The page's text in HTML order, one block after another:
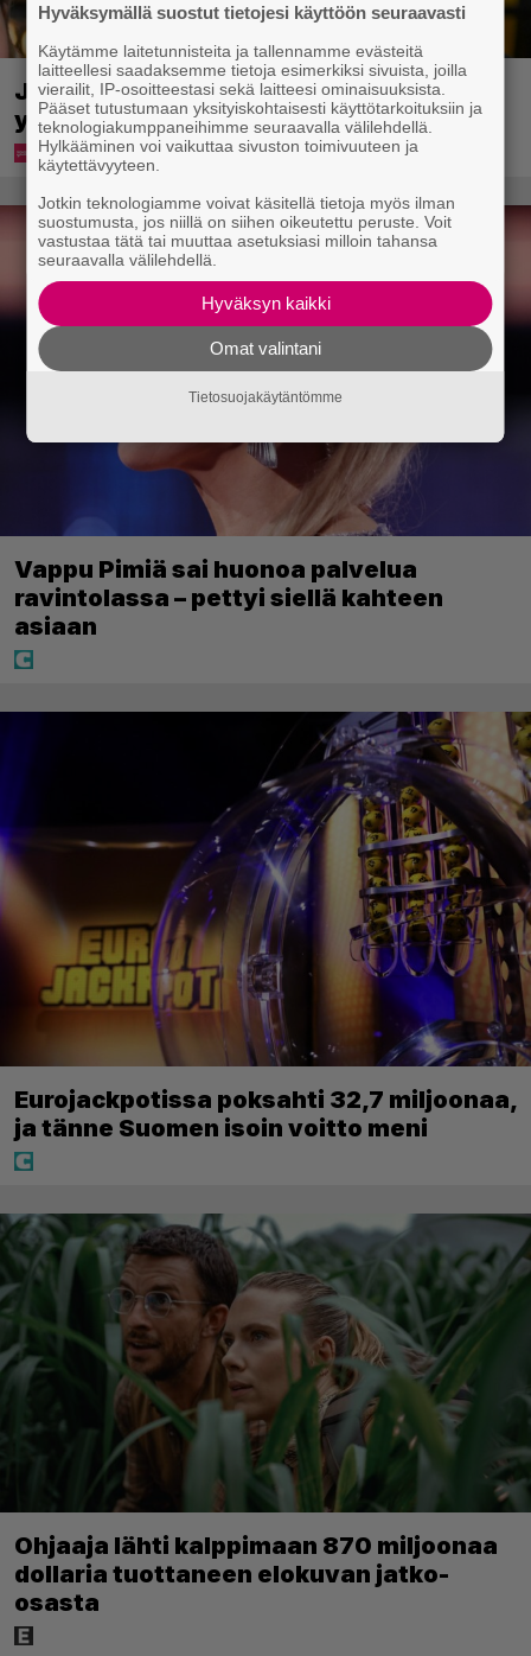
Jani Sievinen kokosi lapsikatraansa
yhteen – ”Minun suurin perintöni heille”
Vappu Pimiä sai huonoa palvelua
ravintolassa – pettyi siellä kahteen
asiaan
Eurojackpotissa poksahti 32,7 miljoonaa,
ja tänne Suomen isoin voitto meni
Ohjaaja lähti kalppimaan 870 miljoonaa
dollaria tuottaneen elokuvan jatko-
osasta
Hyväksymällä suostut tietojesi käyttöön seuraavasti
Käytämme laitetunnisteita ja tallennamme evästeitä
laitteellesi saadaksemme tietoja esimerkiksi sivuista, joilla
vierailit, IP-osoitteestasi sekä laitteesi ominaisuuksista.
Pääset tutustumaan yksityiskohtaisesti käyttötarkoituksiin ja
teknologiakumppaneihimme seuraavalla välilehdellä.
Hylkääminen voi vaikuttaa sivuston toimivuuteen ja
käytettävyyteen.
Jotkin teknologiamme voivat käsitellä tietoja myös ilman
suostumusta, jos niillä on siihen oikeutettu peruste. Voit
vastustaa tätä tai muuttaa asetuksiasi milloin tahansa
seuraavalla välilehdellä.
Hyväksyn kaikki
Omat valintani
Tietosuojakäytäntömme